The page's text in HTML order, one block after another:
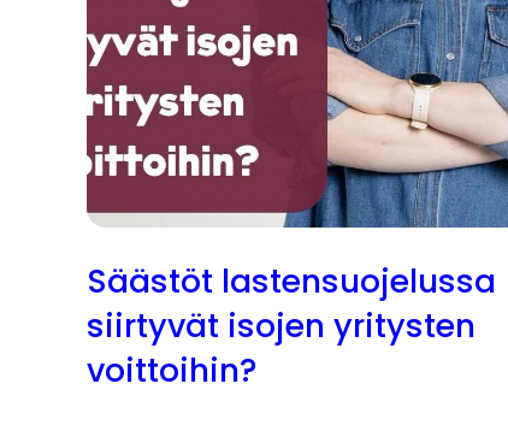
Säästöt lastensuojelussa
siirtyvät isojen yritysten
voittoihin?